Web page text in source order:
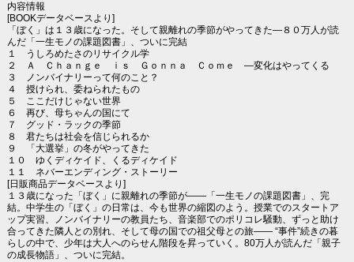
内容情報
[BOOKデータベースより]
「ぼく」は１３歳になった。そして親離れの季節がやってきた―８０万人が読
んだ「一生モノの課題図書」、ついに完結
１ うしろめたさのリサイクル学
２ Ａ Ｃｈａｎｇｅ ｉｓ Ｇｏｎｎａ Ｃｏｍｅ ―変化はやってくる
３ ノンバイナリーって何のこと？
４ 授けられ、委ねられたもの
５ ここだけじゃない世界
６ 再び、母ちゃんの国にて
７ グッド・ラックの季節
８ 君たちは社会を信じられるか
９ 「大選挙」の冬がやってきた
１０ ゆくディケイド、くるディケイド
１１ ネバーエンディング・ストーリー
[日販商品データベースより]
１３歳になった「ぼく」に親離れの季節が――「一生モノの課題図書」、完
結。中学生の「ぼく」の日常は、今も世界の縮図のよう。授業でのスタートア
ップ実習、ノンバイナリーの教員たち、音楽部でのポリコレ騒動、ずっと助け
合ってきた隣人との別れ、そして母の国での祖父母との旅―― “事件”続きの暮
らしの中で、少年は大人へのらせん階段を昇っていく。80万人が読んだ「親子
の成長物語」、ついに完結。